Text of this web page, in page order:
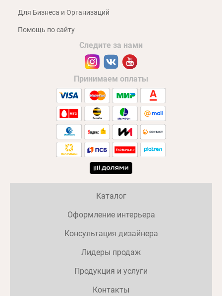
Для Бизнеса и Организаций
Помощь по сайту
Следите за нами
Принимаем оплаты
Каталог
Оформление интерьера
Консультация дизайнера
Лидеры продаж
Продукция и услуги
Контакты